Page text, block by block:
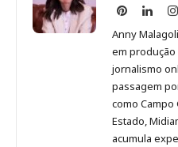
Anny
no
Pinterest
Anny
no
Anny
em
jornalismo
passagem
como
Estado,
acumula